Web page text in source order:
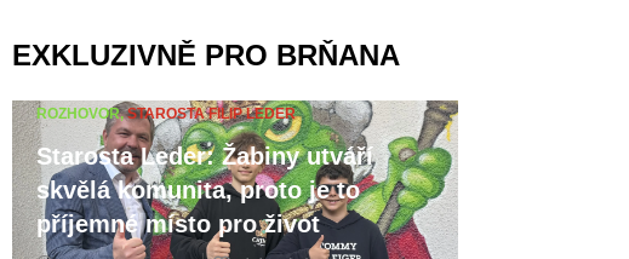
EXKLUZIVNĚ PRO BRŇANA
ROZHOVOR,STAROSTA FILIP LEDER
Starosta Leder: Žabiny utváří
skvělá komunita, proto je to
příjemné místo pro život